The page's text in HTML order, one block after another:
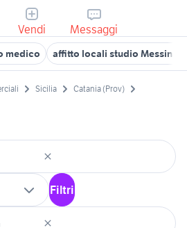
Vendi Messaggi
medico affitto locali studio Messina
Sicilia
Catania (Prov)
Filtri